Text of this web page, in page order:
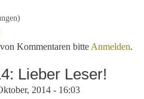
des Robertino Wild
Kommentaren bitte Anmelden.
Lieber Leser!
2014 - 16:03